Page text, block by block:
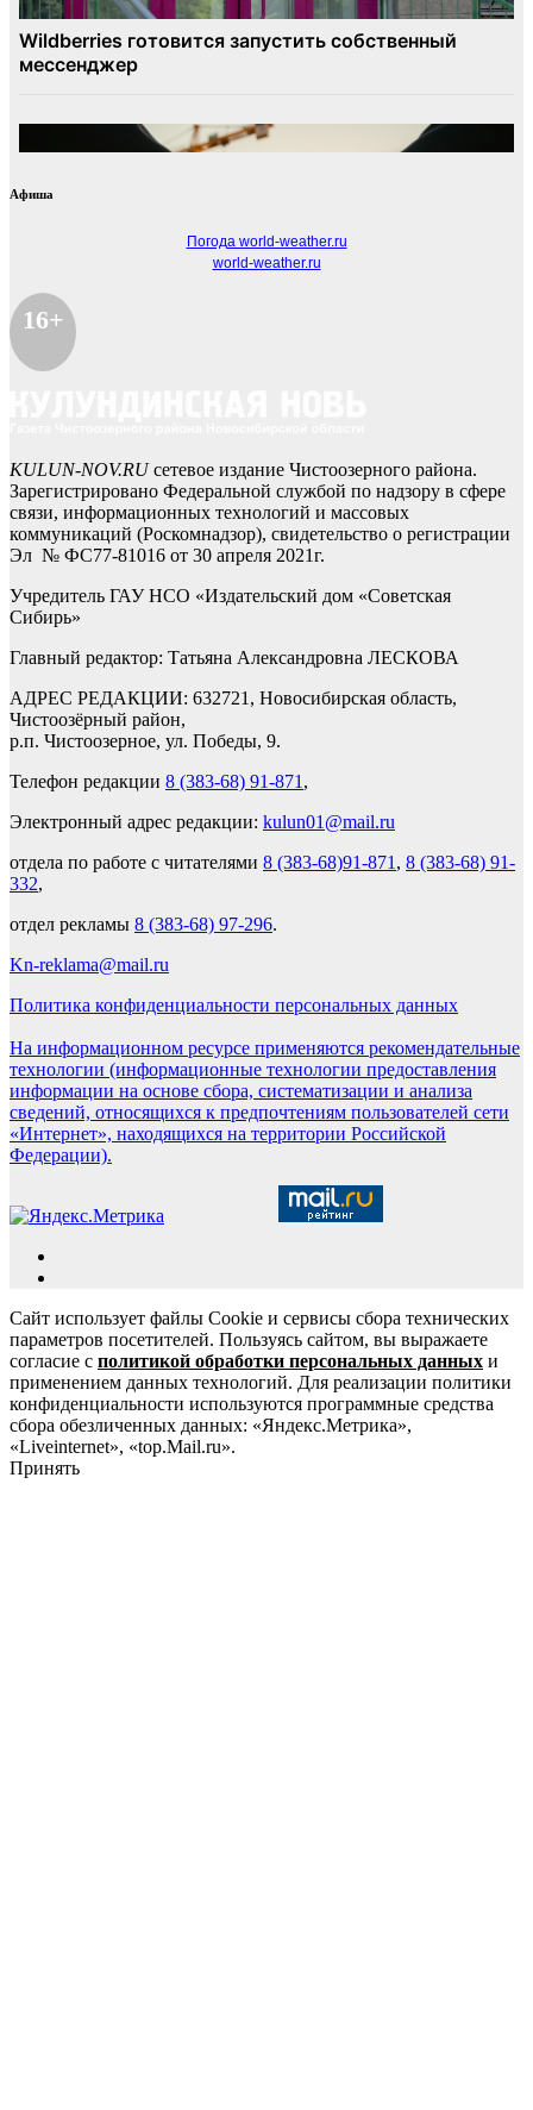
Афиша
Погода world-weather.ru
world-weather.ru
16+
KULUN-NOV.RUсетевое издание Чистоозерного района.
Зарегистрировано Федеральной службой по надзору в сфере
связи, информационных технологий и массовых
коммуникаций (Роскомнадзор), свидетельство о регистрации
Эл № ФС77-81016 от 30 апреля 2021г.
Учредитель ГАУ НСО «Издательский дом «Советская
Сибирь»
Главный редактор: Татьяна Александровна ЛЕСКОВА
АДРЕС РЕДАКЦИИ: 632721, Новосибирская область,
Чистоозёрный район,
р.п. Чистоозерное, ул. Победы, 9.
Телефон редакции 8 (383-68) 91-871 ,
Электронный адрес редакции: kulun01@mail.ru
отдела по работе с читателями 8 (383-68)91-871 , 8 (383-68) 91-
332,
отдел рекламы 8 (383-68) 97-296.
Kn-reklama@mail.ru
Политика конфиденциальности персональных данных
На информационном ресурсе применяются рекомендательные
технологии (информационные технологии предоставления
информации на основе сбора, систематизации и анализа
сведений, относящихся к предпочтениям пользователей сети
«Интернет», находящихся на территории Российской
Федерации).
Сайт использует файлы Cookie и сервисы сбора технических
параметров посетителей. Пользуясь сайтом, вы выражаете
согласие с политикой обработки персональных данных и
применением данных технологий. Для реализации политики
конфиденциальности используются программные средства
сбора обезличенных данных: «Яндекс.Метрика»,
«Liveinternet», «top.Mail.ru».
Принять